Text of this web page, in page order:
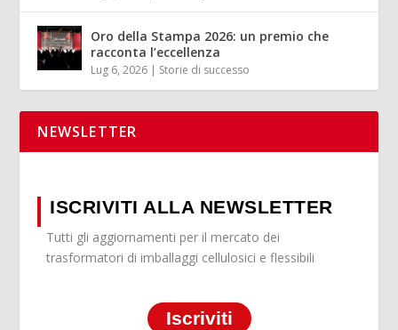
Oro della Stampa 2026: un premio che
racconta l’eccellenza
Lug 6, 2026 | Storie di successo
NEWSLETTER
ISCRIVITI ALLA NEWSLETTER
Tutti gli aggiornamenti per il mercato dei
trasformatori di imballaggi cellulosici e flessibili
Iscriviti